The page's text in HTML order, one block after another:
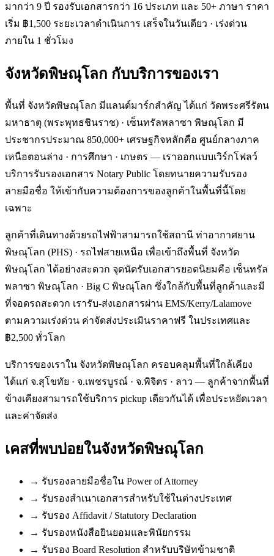
มากว่า 9 ปี รองรับเอกสารกว่า 16 ประเภท และ 50+ ภาษา ราคา
เริ่ม ฿1,500 ระยะเวลาดำเนินการ เสร็จในวันเดียว · เร่งด่วน
ภายใน 1 ชั่วโมง
จังหวัดพิษณุโลก กับบริการของเรา
พื้นที่ จังหวัดพิษณุโลก มีแลนด์มาร์กสำคัญ ได้แก่ วัดพระศรีรัตน
มหาธาตุ (พระพุทธชินราช) · เซ็นทรัลพลาซา พิษณุโลก มี
ประชากรประมาณ 850,000+ เศรษฐกิจหลักคือ ศูนย์กลางภาค
เหนือตอนล่าง · การศึกษา · เกษตร — เราออกแบบเวิร์กโฟลว์
บริการรับรองเอกสาร Notary Public โดยทนายความรับรอง
ลายมือชื่อ ให้เข้ากับความต้องการของลูกค้าในพื้นที่นี้โดย
เฉพาะ
ลูกค้าที่เดินทางด้วยรถไฟฟ้าสามารถใช้สถานี ท่าอากาศยาน
พิษณุโลก (PHS) · รถไฟสายเหนือ เพื่อเข้าถึงพื้นที่ จังหวัด
พิษณุโลก ได้อย่างสะดวก จุดนัดรับเอกสารยอดนิยมคือ เซ็นทรัล
พลาซา พิษณุโลก · Big C พิษณุโลก ซึ่งใกล้กับพื้นที่ลูกค้าและมี
ที่จอดรถสะดวก เรารับ-ส่งเอกสารผ่าน EMS/Kerry/Lalamove
ตามความเร่งด่วน ค่าจัดส่งประเมินราคาฟรี ในประเทศและ
฿2,500 ทั่วโลก
บริการของเราใน จังหวัดพิษณุโลก ครอบคลุมพื้นที่ใกล้เคียง
ได้แก่ จ.สุโขทัย · จ.เพชรบูรณ์ · จ.พิจิตร · ลาว — ลูกค้าจากพื้นที่
ข้างเคียงสามารถใช้บริการ pickup เดียวกันได้ เพื่อประหยัดเวลา
และค่าจัดส่ง
เคสที่พบบ่อยในจังหวัดพิษณุโลก
→ รับรองลายมือชื่อใน Power of Attorney
→ รับรองสำเนาเอกสารสำหรับใช้ในต่างประเทศ
→ รับรอง Affidavit / Statutory Declaration
→ รับรองหนังสือยินยอมและพินัยกรรม
→ รับรอง Board Resolution สำหรับบริษัทข้ามชาติ